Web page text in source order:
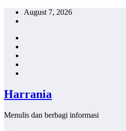
Skip
August 7, 2026
Harrania
Menulis dan berbagi informasi